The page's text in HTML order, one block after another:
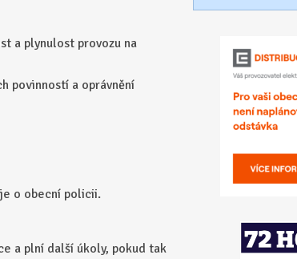
a plynulost provozu na
povinností a oprávnění
o obecní policii.
a plní další úkoly, pokud tak